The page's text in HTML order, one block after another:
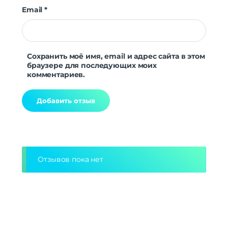
Email*
Сохранить моё имя, email и адрес сайта в этом
браузере для последующих моих
комментариев.
Отзывов пока нет